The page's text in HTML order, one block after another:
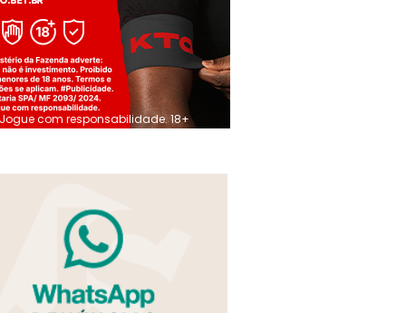
Jogue com responsabilidade. 18+